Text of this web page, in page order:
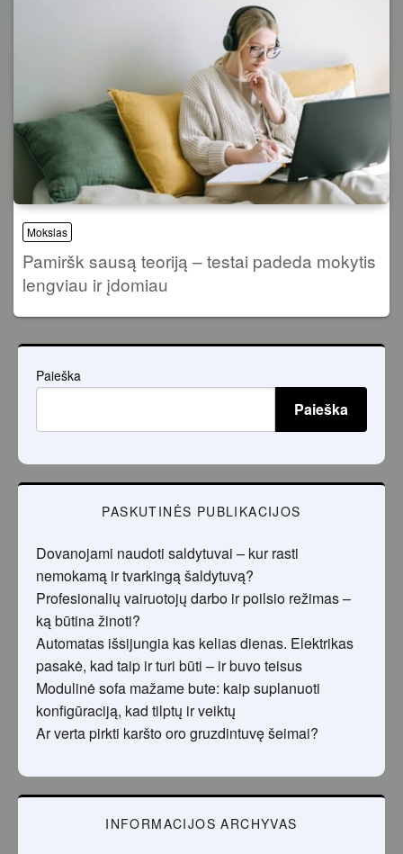
Mokslas
Pamiršk sausą teoriją – testai padeda mokytis
lengviau ir įdomiau
Paieška
Paieška
PASKUTINĖS PUBLIKACIJOS
Dovanojami naudoti saldytuvai – kur rasti
nemokamą ir tvarkingą šaldytuvą?
Profesionalių vairuotojų darbo ir poilsio režimas –
ką būtina žinoti?
Automatas išsijungia kas kelias dienas. Elektrikas
pasakė, kad taip ir turi būti – ir buvo teisus
Modulinė sofa mažame bute: kaip suplanuoti
konfigūraciją, kad tilptų ir veiktų
Ar verta pirkti karšto oro gruzdintuvę šeimai?
INFORMACIJOS ARCHYVAS